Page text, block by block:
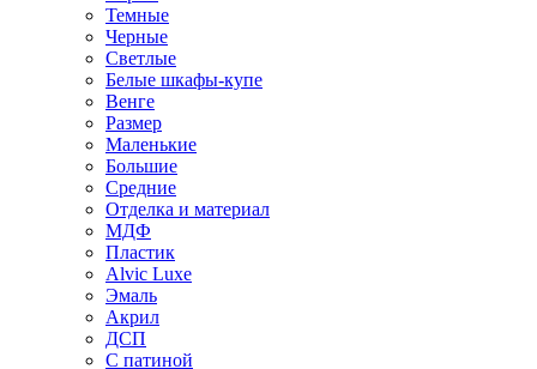
Темные
Черные
Светлые
Белые шкафы-купе
Венге
Размер
Маленькие
Большие
Средние
Отделка и материал
МДФ
Пластик
Alvic Luxe
Эмаль
Акрил
ДСП
С патиной